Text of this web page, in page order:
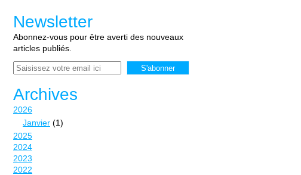
Newsletter
Abonnez-vous pour être averti des nouveaux
articles publiés.
Email
Archives
2026
Janvier (1)
2025
2024
2023
2022